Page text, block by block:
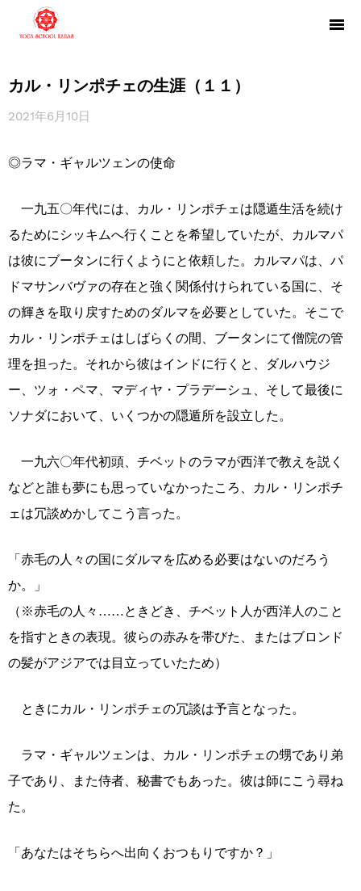
カル・リンポチェの生涯（１１）
2021年6月10日
◎ラマ・ギャルツェンの使命
一九五〇年代には、カル・リンポチェは隠遁生活を続け
るためにシッキムへ行くことを希望していたが、カルマパ
は彼にブータンに行くようにと依頼した。カルマパは、パ
ドマサンバヴァの存在と強く関係付けられている国に、そ
の輝きを取り戻すためのダルマを必要としていた。そこで
カル・リンポチェはしばらくの間、ブータンにて僧院の管
理を担った。それから彼はインドに行くと、ダルハウジ
ー、ツォ・ペマ、マディヤ・プラデーシュ、そして最後に
ソナダにおいて、いくつかの隠遁所を設立した。
一九六〇年代初頭、チベットのラマが西洋で教えを説く
などと誰も夢にも思っていなかったころ、カル・リンポチ
ェは冗談めかしてこう言った。
「赤毛の人々の国にダルマを広める必要はないのだろう
か。」
（※赤毛の人々……ときどき、チベット人が西洋人のこと
を指すときの表現。彼らの赤みを帯びた、またはブロンド
の髪がアジアでは目立っていたため）
ときにカル・リンポチェの冗談は予言となった。
ラマ・ギャルツェンは、カル・リンポチェの甥であり弟
子であり、また侍者、秘書でもあった。彼は師にこう尋ね
た。
「あなたはそちらへ出向くおつもりですか？」